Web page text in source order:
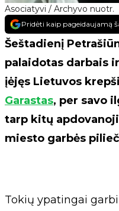
Asociatyvi / Archyvo nuotr.
Pridėti kaip pageidaujamą
Šeštadienį
palaidotas darbais
įėjęs Lietuvos
Garastas, per savo
tarp kitų
miesto garbės
Tokių ypatingai